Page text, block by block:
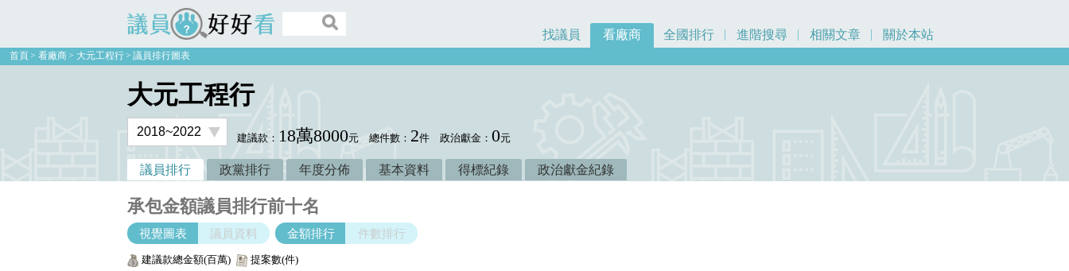
議員好好看
找議員 看廠商 全國排行 進階搜尋 相關文章 關於本站
首頁 看廠商 大元工程行 議員排行圖表
大元工程行
建議款： 18萬8000元 總件數： 2件 政治獻金：0元
議員排行 政黨排行 年度分佈 基本資料 得標紀錄 政治獻金紀錄
承包金額議員排行前十名
視覺圖表 議員資料 金額排行 件數排行
建議款總金額(百萬) 提案數(件)